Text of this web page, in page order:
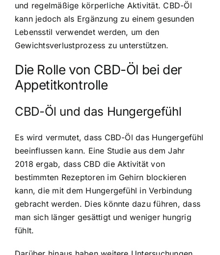
und regelmäßige körperliche Aktivität. CBD-Öl
kann jedoch als Ergänzung zu einem gesunden
Lebensstil verwendet werden, um den
Gewichtsverlustprozess zu unterstützen.
Die Rolle von CBD-Öl bei der
Appetitkontrolle
CBD-Öl und das Hungergefühl
Es wird vermutet, dass CBD-Öl das Hungergefühl
beeinflussen kann. Eine Studie aus dem Jahr
2018 ergab, dass CBD die Aktivität von
bestimmten Rezeptoren im Gehirn blockieren
kann, die mit dem Hungergefühl in Verbindung
gebracht werden. Dies könnte dazu führen, dass
man sich länger gesättigt und weniger hungrig
fühlt.